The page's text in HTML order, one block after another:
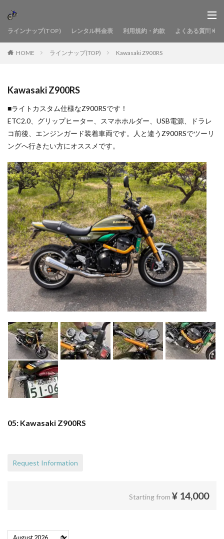
ラインナップ(TOP) レンタル料金表 利用規約・約款 よくある質問
HOME ラインナップ(TOP) Kawasaki Z900RS
Kawasaki Z900RS
■ライトカスタム仕様なZ900RSです！
ETC2.0、グリップヒーター、スマホホルダー、USB電源、ドラレ
コ前後、エンジンガード装着車両です。人と違うZ900RSでツーリ
ングへ行きたい方にオススメです。
05: Kawasaki Z900RS
Request Information
Starting from ¥ 14,000